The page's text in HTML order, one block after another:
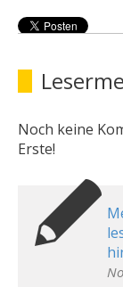
Noch keine
Erste!